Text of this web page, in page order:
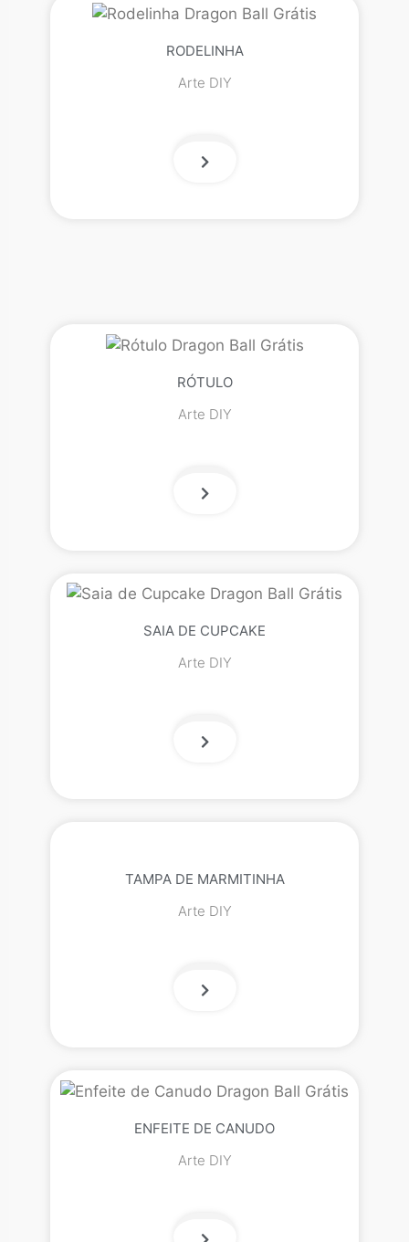
RODELINHA
Arte DIY
RÓTULO
Arte DIY
SAIA DE CUPCAKE
Arte DIY
TAMPA DE MARMITINHA
Arte DIY
ENFEITE DE CANUDO
Arte DIY